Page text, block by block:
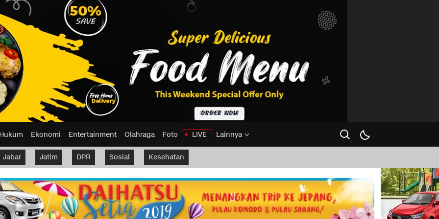
Hukum Ekonomi Entertainment Olahraga Foto LIVE Lainnya
Jabar Jatim DPR Sosial Kesehatan